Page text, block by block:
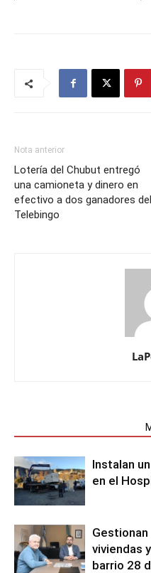
Nota anterior
Lotería del Chubut entregó
una camioneta y dinero en
efectivo a dos ganadores del
Telebingo
Instalan
en el
viviendas
barrio 28